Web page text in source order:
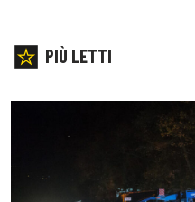
PIÙ LETTI